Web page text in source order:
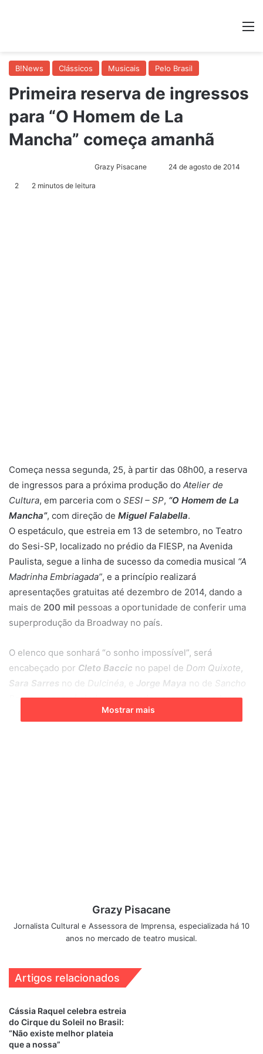
B!News Clássicos Musicais Pelo Brasil
Primeira reserva de ingressos
para “O Homem de La
Mancha” começa amanhã
Grazy Pisacane 24 de agosto de 2014
2 2 minutos de leitura
Começa nessa segunda, 25, à partir das 08h00, a reserva
de ingressos para a próxima produção do Atelier de
Cultura, em parceria com o SESI – SP, “O Homem de La
Mancha”, com direção de Miguel Falabella.
O espetáculo, que estreia em 13 de setembro, no Teatro
do Sesi-SP, localizado no prédio da FIESP, na Avenida
Paulista, segue a linha de sucesso da comedia musical “A
Madrinha Embriagada”, e a princípio realizará
apresentações gratuitas até dezembro de 2014, dando a
mais de 200 mil pessoas a oportunidade de conferir uma
superprodução da Broadway no país.
O elenco que sonhará “o sonho impossível”, será
encabeçado por Cleto Baccic no papel de Dom Quixote,
Sara Sarres no de Dulcinéa , e Jorge Maya no de Sancho
Pança, e contará ainda com grandes nomes, comoIvan
eFred Silveira
Para reservar os ingressos,
acesse:http://www.sesisp.org.br/meu-se
Mostrar mais
Grazy Pisacane
Jornalista Cultural e Assessora de Imprensa, especializada há 10
anos no mercado de teatro musical.
Artigos relacionados
Cássia Raquel celebra estreia
do Cirque du Soleil no Brasil:
“Não existe melhor plateia
que a nossa”